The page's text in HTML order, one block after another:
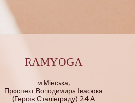
RAMYOGA
м.Мінська,
Проспект Володимира Івасюка
(Героїв Сталінграду) 24 А